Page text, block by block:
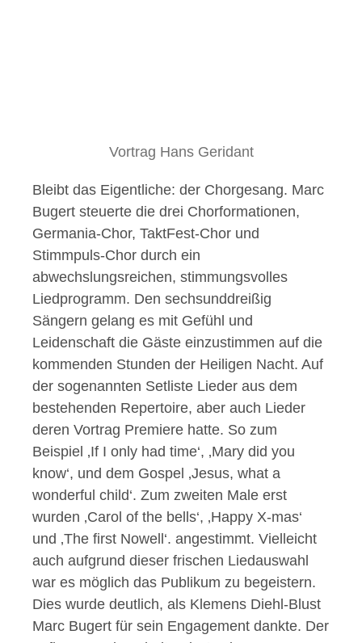
Vortrag Hans Geridant
Bleibt das Eigentliche: der Chorgesang. Marc
Bugert steuerte die drei Chorformationen,
Germania-Chor, TaktFest-Chor und
Stimmpuls-Chor durch ein
abwechslungsreichen, stimmungsvolles
Liedprogramm. Den sechsunddreißig
Sängern gelang es mit Gefühl und
Leidenschaft die Gäste einzustimmen auf die
kommenden Stunden der Heiligen Nacht. Auf
der sogenannten Setliste Lieder aus dem
bestehenden Repertoire, aber auch Lieder
deren Vortrag Premiere hatte. So zum
Beispiel ‚If I only had time‘, ‚Mary did you
know‘, und dem Gospel ‚Jesus, what a
wonderful child‘. Zum zweiten Male erst
wurden ‚Carol of the bells‘, ‚Happy X-mas‘
und ‚The first Nowell‘. angestimmt. Vielleicht
auch aufgrund dieser frischen Liedauswahl
war es möglich das Publikum zu begeistern.
Dies wurde deutlich, als Klemens Diehl-Blust
Marc Bugert für sein Engagement dankte. Der